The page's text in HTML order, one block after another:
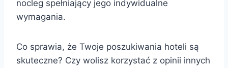
nocleg spełniający jego indywidualne
wymagania.
Co sprawia, że Twoje poszukiwania hoteli są
skuteczne? Czy wolisz korzystać z opinii innych